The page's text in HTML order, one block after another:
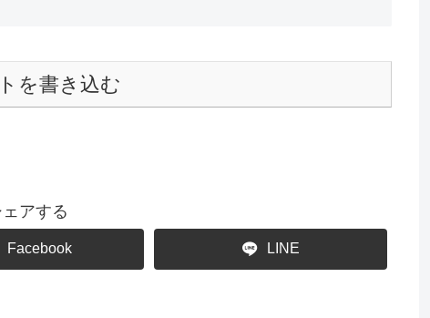
を書き込む
ェアする
Facebook LINE